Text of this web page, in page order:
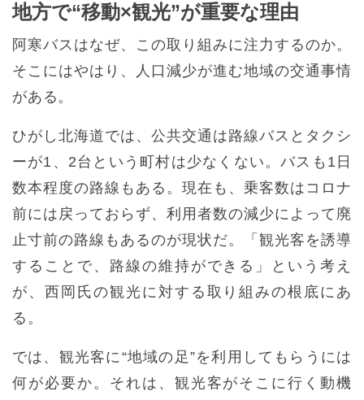
地方で“移動×観光”が重要な理由
阿寒バスはなぜ、この取り組みに注力するのか。
そこにはやはり、人口減少が進む地域の交通事情
がある。
ひがし北海道では、公共交通は路線バスとタクシ
ーが1、2台という町村は少なくない。バスも1日
数本程度の路線もある。現在も、乗客数はコロナ
前には戻っておらず、利用者数の減少によって廃
止寸前の路線もあるのが現状だ。「観光客を誘導
することで、路線の維持ができる」という考え
が、西岡氏の観光に対する取り組みの根底にあ
る。
では、観光客に“地域の足”を利用してもらうには
何が必要か。それは、観光客がそこに行く動機